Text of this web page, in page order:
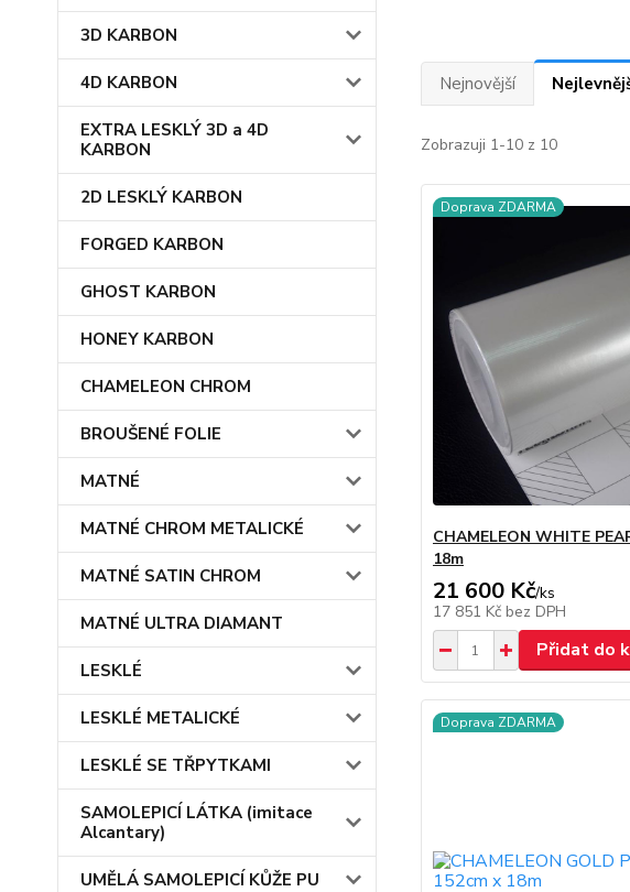
3D KARBON
4D KARBON
EXTRA LESKLÝ 3D a 4D
KARBON
2D LESKLÝ KARBON
FORGED KARBON
GHOST KARBON
HONEY KARBON
CHAMELEON CHROM
BROUŠENÉ FOLIE
MATNÉ
MATNÉ CHROM METALICKÉ
MATNÉ SATIN CHROM
MATNÉ ULTRA DIAMANT
LESKLÉ
LESKLÉ METALICKÉ
LESKLÉ SE TŘPYTKAMI
SAMOLEPICÍ LÁTKA (imitace
Alcantary)
UMĚLÁ SAMOLEPICÍ KŮŽE PU
Nejnovější
Zobrazuji 1-10 z 10
Doprava ZDARMA
CHAMELEON WHITE
18m
21 600 Kč/ks
17 851 Kč bez DPH
Přidat do
Doprava ZDARMA